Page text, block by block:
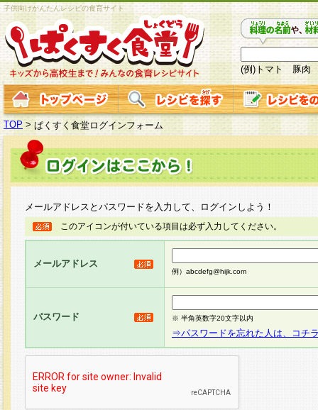
子供向けかんたんレシピの食育サイト
(例)トマト 豚肉
TOP > ぱくすく食堂ログインフォーム
メールアドレスとパスワードを入力して、ログインしよう！
このアイコンが付いている項目は必ず入力してください。
メールアドレス
例）abcdefg@hijk.com
パスワード ※ 半角英数字20文字以内
⇒パスワードを忘れた人は、コチ